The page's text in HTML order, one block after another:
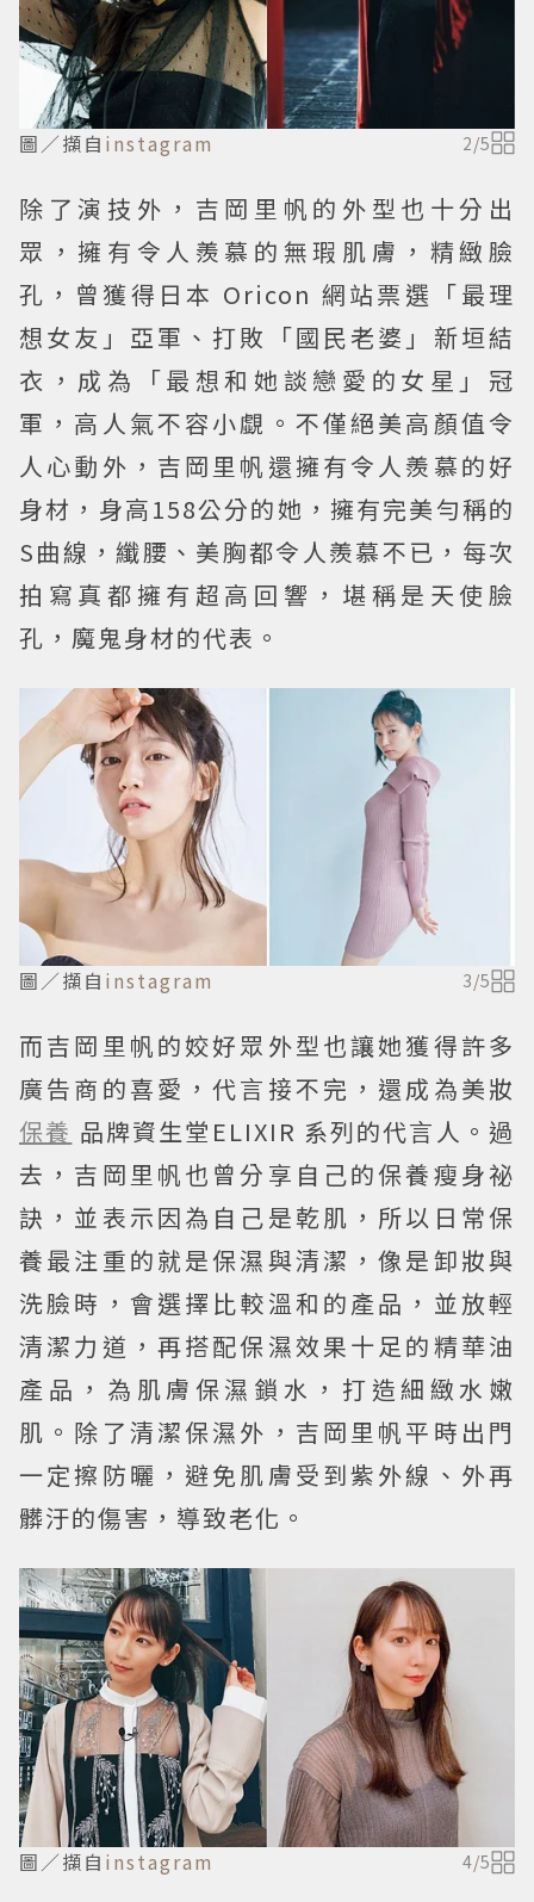
圖／擷自 instagram 2/5
除了演技外，吉岡里帆的外型也十分出
眾，擁有令人羨慕的無瑕肌膚，精緻臉
孔，曾獲得日本 Oricon 網站票選「最理
想女友」亞軍、打敗「國民老婆」新垣結
衣，成為「最想和她談戀愛的女星」冠
軍，高人氣不容小覷。不僅絕美高顏值令
人心動外，吉岡里帆還擁有令人羨慕的好
身材，身高158公分的她，擁有完美勻稱的
S曲線，纖腰、美胸都令人羨慕不已，每次
拍寫真都擁有超高回響，堪稱是天使臉
孔，魔鬼身材的代表。
圖／擷自 instagram 3/5
而吉岡里帆的姣好眾外型也讓她獲得許多
廣告商的喜愛，代言接不完，還成為美妝
保養 品牌資生堂ELIXIR 系列的代言人。過
去，吉岡里帆也曾分享自己的保養瘦身祕
訣，並表示因為自己是乾肌，所以日常保
養最注重的就是保濕與清潔，像是卸妝與
洗臉時，會選擇比較溫和的產品，並放輕
清潔力道，再搭配保濕效果十足的精華油
產品，為肌膚保濕鎖水，打造細緻水嫩
肌。除了清潔保濕外，吉岡里帆平時出門
一定擦防曬，避免肌膚受到紫外線、外再
髒汙的傷害，導致老化。
圖／擷自 instagram 4/5